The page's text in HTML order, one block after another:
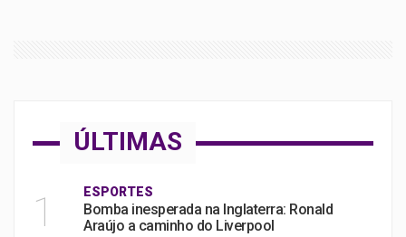
ÚLTIMAS
1 ESPORTES
Bomba inesperada na Inglaterra: Ronald
Araújo a caminho do Liverpool